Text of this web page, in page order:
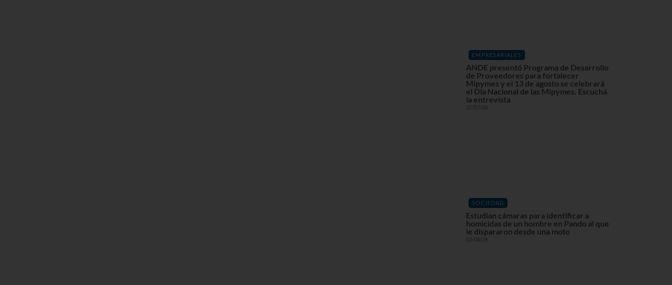
EMPRESARIALES
ANDE presentó Programa de Desarrollo
de Proveedores para fortalecer
Mipymes y el 13 de agosto se celebrará
el Día Nacional de las Mipymes. Escuchá
la entrevista
31/07/26
SOCIEDAD
Estudian cámaras para identificar a
homicidas de un hombre en Pando al que
le dispararon desde una moto
03/08/26